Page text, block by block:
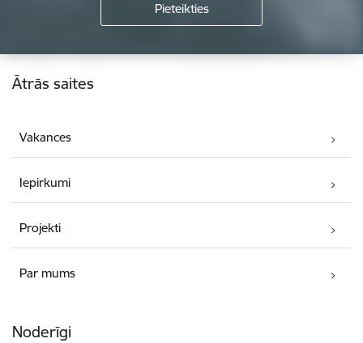
Kājene
Ātrās saites
Vakances
Iepirkumi
Projekti
Par mums
Noderīgi